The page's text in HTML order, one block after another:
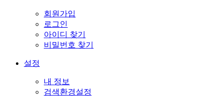
회원가입
로그인
아이디 찾기
비밀번호 찾기
설정
내 정보
검색환경설정